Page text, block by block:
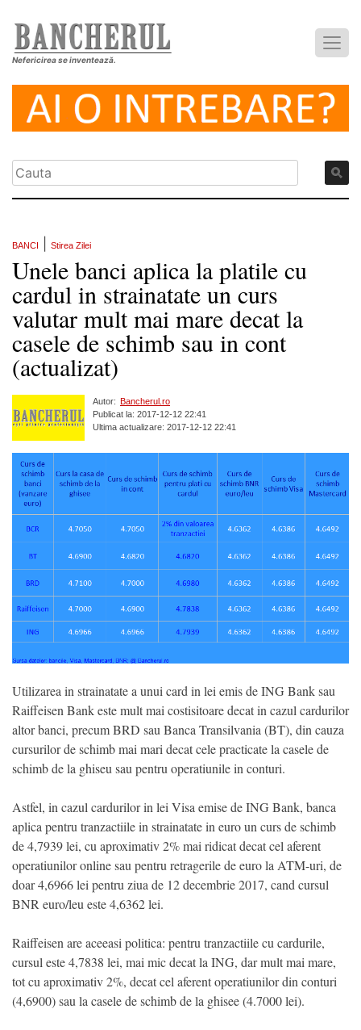
Nefericirea se inventează.
BANCI Stirea Zilei
Unele banci aplica la platile cu
cardul in strainatate un curs
valutar mult mai mare decat la
casele de schimb sau in cont
(actualizat)
Autor: Bancherul.ro
Publicat la: 2017-12-12 22:41
Ultima actualizare: 2017-12-12 22:41
Utilizarea in strainatate a unui card in lei emis de ING Bank sau
Raiffeisen Bank este mult mai costisitoare decat in cazul cardurilor
altor banci, precum BRD sau Banca Transilvania (BT), din cauza
cursurilor de schimb mai mari decat cele practicate la casele de
schimb de la ghiseu sau pentru operatiunile in conturi.
Astfel, in cazul cardurilor in lei Visa emise de ING Bank, banca
aplica pentru tranzactiile in strainatate in euro un curs de schimb
de 4,7939 lei, cu aproximativ 2% mai ridicat decat cel aferent
operatiunilor online sau pentru retragerile de euro la ATM-uri, de
doar 4,6966 lei pentru ziua de 12 decembrie 2017, cand cursul
BNR euro/leu este 4,6362 lei.
Raiffeisen are aceeasi politica: pentru tranzactiile cu cardurile,
cursul este 4,7838 lei, mai mic decat la ING, dar mult mai mare,
tot cu aproximativ 2%, decat cel aferent operatiunilor din conturi
(4,6900) sau la casele de schimb de la ghisee (4.7000 lei).